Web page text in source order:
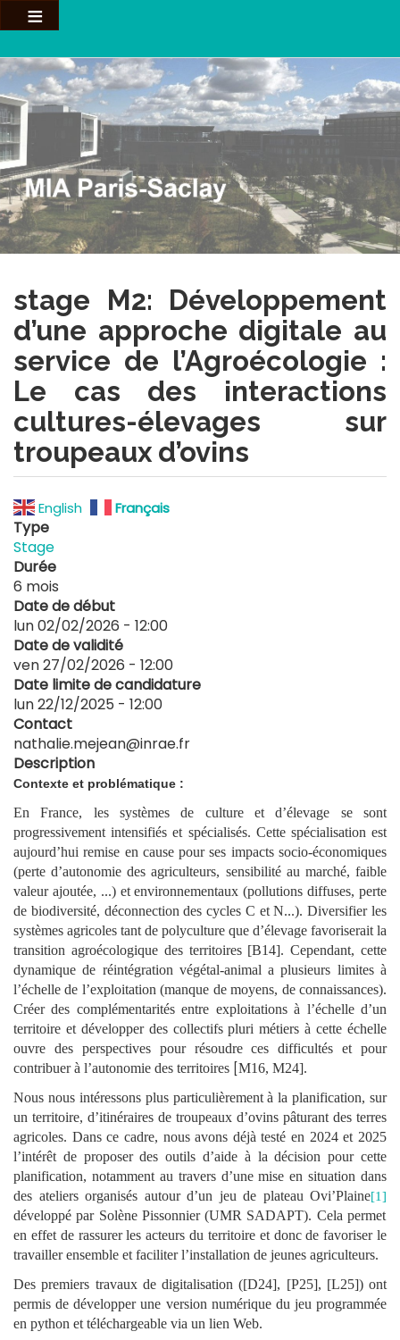
Aller
au
principal
stage M2: Développement
d’une approche digitale au
service de l’Agroécologie :
Le cas des interactions
cultures-élevages sur
troupeaux d’ovins
English Français
Type
Stage
Durée
6 mois
Date de début
lun 02/02/2026 - 12:00
Date de validité
ven 27/02/2026 - 12:00
Date limite de candidature
lun 22/12/2025 - 12:00
Contact
nathalie.mejean@inrae.fr
Description
Contexte et problématique :
En France, les systèmes de culture et d’élevage se sont
progressivement intensifiés et spécialisés. Cette spécialisation est
aujourd’hui remise en cause pour ses impacts socio-économiques
(perte d’autonomie des agriculteurs, sensibilité au marché, faible
valeur ajoutée, ...) et environnementaux (pollutions diffuses, perte
de biodiversité, déconnection des cycles C et N...). Diversifier les
systèmes agricoles tant de polyculture que d’élevage favoriserait la
transition agroécologique des territoires [B14]. Cependant, cette
dynamique de réintégration végétal-animal a plusieurs limites à
l’échelle de l’exploitation (manque de moyens, de connaissances).
Créer des complémentarités entre exploitations à l’échelle d’un
territoire et développer des collectifs pluri métiers à cette échelle
ouvre des perspectives pour résoudre ces difficultés et pour
contribuer à l’autonomie des territoires [M16, M24].
Nous nous intéressons plus particulièrement à la planification, sur
un territoire, d’itinéraires de troupeaux d’ovins pâturant des terres
agricoles. Dans ce cadre, nous avons déjà testé en 2024 et 2025
l’intérêt de proposer des outils d’aide à la décision pour cette
planification, notamment au travers d’une mise en situation dans
des ateliers organisés autour d’un jeu de plateau Ovi’Plaine[1]
développé par Solène Pissonnier (UMR SADAPT). Cela permet
en effet de rassurer les acteurs du territoire et donc de favoriser le
travailler ensemble et faciliter l’installation de jeunes agriculteurs.
Des premiers travaux de digitalisation ([D24], [P25], [L25]) ont
permis de développer une version numérique du jeu programmée
en python et téléchargeable via un lien Web.